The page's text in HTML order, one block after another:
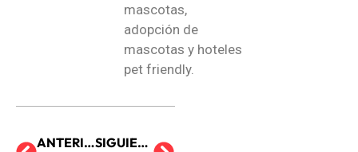
mascotas,
adopción de
mascotas y hoteles
pet friendly.
ANTERIOR SIGUIENTE